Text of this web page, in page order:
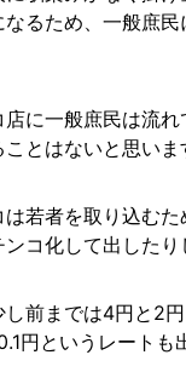
なるため、一般庶
に一般庶民は流
とはないと思いま
は若者を取り込む
コ化して出したり
前までは4円と2
円というレートも